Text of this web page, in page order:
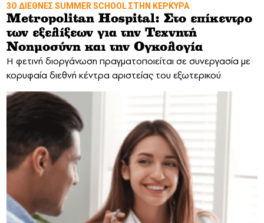
3Ο ΔΙΕΘΝΕΣ SUMMER SCHOOL ΣΤΗΝ ΚΕΡΚΥΡΑ
Metropolitan Hospital: Στο επίκεντρο
των εξελίξεων για την Τεχνητή
Νοημοσύνη και την Ογκολογία
Η φετινή διοργάνωση πραγματοποιείται σε συνεργασία με
κορυφαία διεθνή κέντρα αριστείας του εξωτερικού